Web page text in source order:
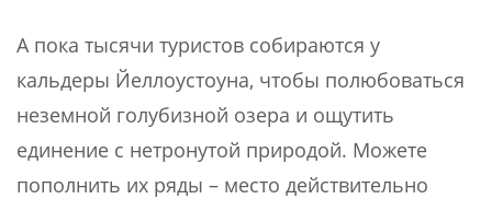
А пока тысячи туристов собираются у
кальдеры Йеллоустоуна, чтобы полюбоваться
неземной голубизной озера и ощутить
единение с нетронутой природой. Можете
пополнить их ряды – место действительно